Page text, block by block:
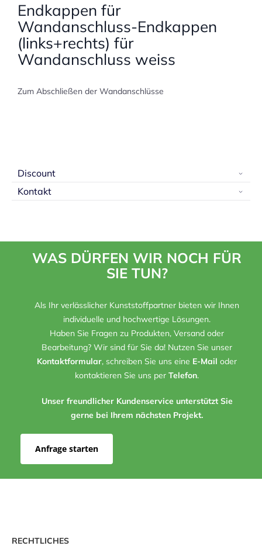
Endkappen für
Wandanschluss-Endkappen
(links+rechts) für
Wandanschluss weiss
Zum Abschließen der Wandanschlüsse
Discount
Kontakt
WAS DÜRFEN WIR NOCH FÜR
SIE TUN?
Als Ihr verlässlicher Kunststoffpartner bieten wir Ihnen
individuelle und hochwertige Lösungen.
Haben Sie Fragen zu Produkten, Versand oder
Bearbeitung? Wir sind für Sie da! Nutzen Sie unser
Kontaktformular, schreiben Sie uns eine E-Mail oder
kontaktieren Sie uns per Telefon.
Unser freundlicher Kundenservice unterstützt Sie
gerne bei Ihrem nächsten Projekt.
Anfrage starten
RECHTLICHES